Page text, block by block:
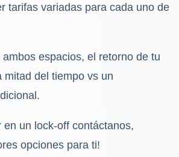
tarifas variadas para cada uno de
espacios, el retorno de tu
mitad del tiempo vs un
en un lock-off contáctanos,
opciones para ti!